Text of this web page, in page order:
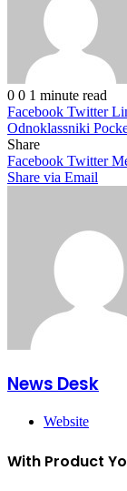
0 0 1 minute read
Facebook Twitter
Odnoklassniki
Share
Facebook Twitter
Share via Email
News Desk
Website
With Product